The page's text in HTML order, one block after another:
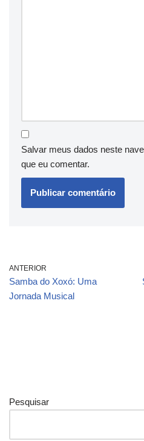
Salvar meus dados neste
que eu comentar.
ANTERIOR
Samba do Xoxó: Uma
Jornada Musical
Pesquisar